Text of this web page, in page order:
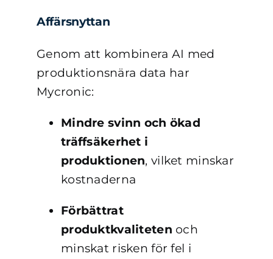
Affärsnyttan
Genom att kombinera AI med
produktionsnära data har
Mycronic:
Mindre svinn och ökad
träffsäkerhet i
produktionen, vilket minskar
kostnaderna
Förbättrat
produktkvaliteten och
minskat risken för fel i